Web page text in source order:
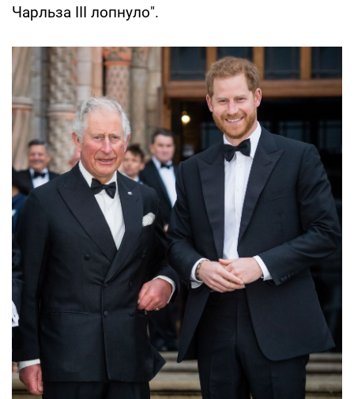
Чарльза III лопнуло".